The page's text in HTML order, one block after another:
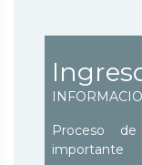
Proceso
importante